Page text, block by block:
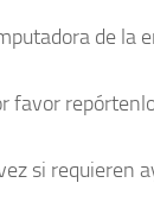
de la
favor
si requieren